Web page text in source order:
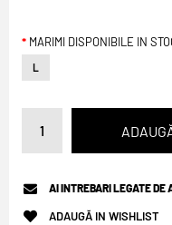
MARIMI DISPONIBILE IN
L
AI INTREBARI LEGATE DE
ADAUGĂ IN WISHLIST